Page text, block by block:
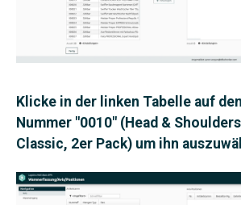
Klicke in der linken Tabelle auf
Nummer "0010" (Head &
Classic, 2er Pack) um ihn